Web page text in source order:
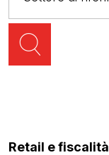
Retail e fiscalità